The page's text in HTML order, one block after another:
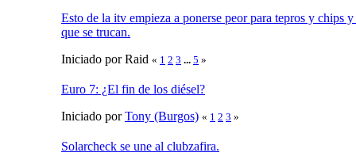
Esto de la itv empieza a ponerse peor para tepros y chips y
que se trucan.
Iniciado por Raid « 1 2 3 ... 5 »
Euro 7: ¿El fin de los diésel?
Iniciado porTony (Burgos) « 1 2 3 »
Solarcheck se une al clubzafira.